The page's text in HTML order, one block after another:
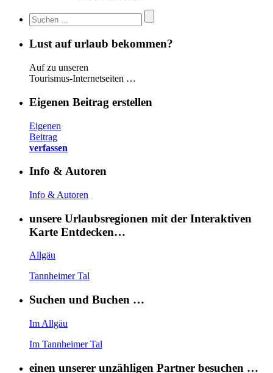
Lust auf urlaub bekommen?
Auf zu unseren
Tourismus-Internetseiten …
Eigenen Beitrag erstellen
Eigenen
Beitrag
verfassen
Info & Autoren
Info & Autoren
unsere Urlaubsregionen mit der Interaktiven
Karte Entdecken…
Allgäu
Tannheimer Tal
Suchen und Buchen …
Im Allgäu
Im Tannheimer Tal
einen unserer unzähligen Partner besuchen …